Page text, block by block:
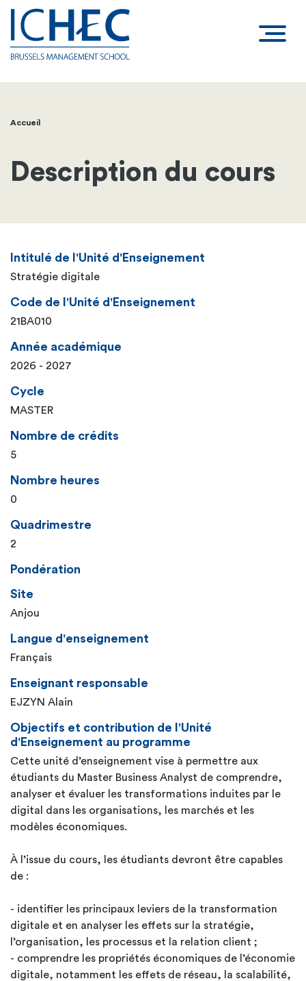
Fil
d'Ariane
Accueil
Description du cours
Intitulé de l'Unité d'Enseignement
Stratégie digitale
Code de l'Unité d'Enseignement
21BA010
Année académique
2026 - 2027
Cycle
MASTER
Nombre de crédits
5
Nombre heures
0
Quadrimestre
2
Pondération
Site
Anjou
Langue d'enseignement
Français
Enseignant responsable
EJZYN Alain
Objectifs et contribution de l'Unité
d'Enseignement au programme
Cette unité d’enseignement vise à permettre aux
étudiants du Master Business Analyst de comprendre,
analyser et évaluer les transformations induites par le
digital dans les organisations, les marchés et les
modèles économiques.
À l’issue du cours, les étudiants devront être capables
de :
- identifier les principaux leviers de la transformation
digitale et en analyser les effets sur la stratégie,
l’organisation, les processus et la relation client ;
- comprendre les propriétés économiques de l’économie
digitale, notamment les effets de réseau, la scalabilité,